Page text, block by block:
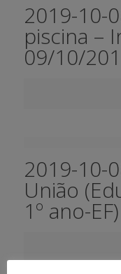
2019-10-
piscina –
09/10/
2019-10-
União
1º ano-